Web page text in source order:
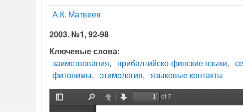
А.К. Матвеев
2003. №1, 92-98
Ключевые слова
заимствования
прибалтийско-финские языки
фитонимы
этимология языковые контакты